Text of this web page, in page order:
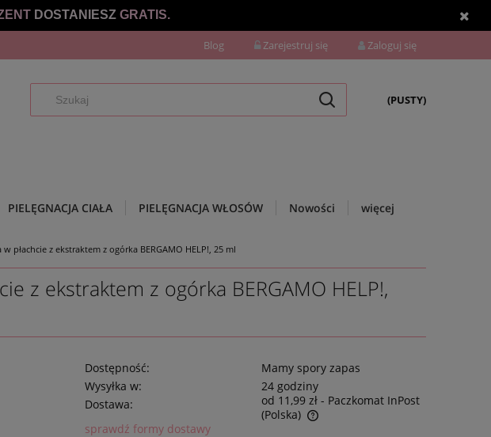
DOSTANIESZ GRATIS.
Blog Zarejestruj się Zaloguj się
(PUSTY)
PIELĘGNACJA CIAŁA PIELĘGNACJA WŁOSÓW Nowości więcej
w płachcie z ekstraktem z ogórka BERGAMO HELP!, 25 ml
z ekstraktem z ogórka BERGAMO HELP!,
Dostępność:
Mamy spory zapas
Wysyłka w:
24 godziny
Dostawa:
od 11,99 zł - Paczkomat InPost
(Polska)
sprawdź formy dostawy